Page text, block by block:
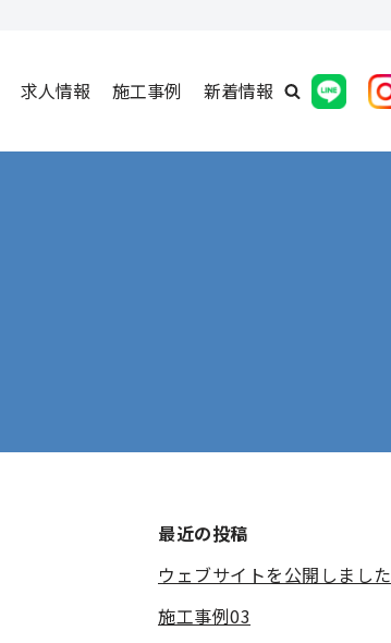
求人情報 施工事例 新着情報
最近の投稿
ウェブサイトを公開しました
施工事例03